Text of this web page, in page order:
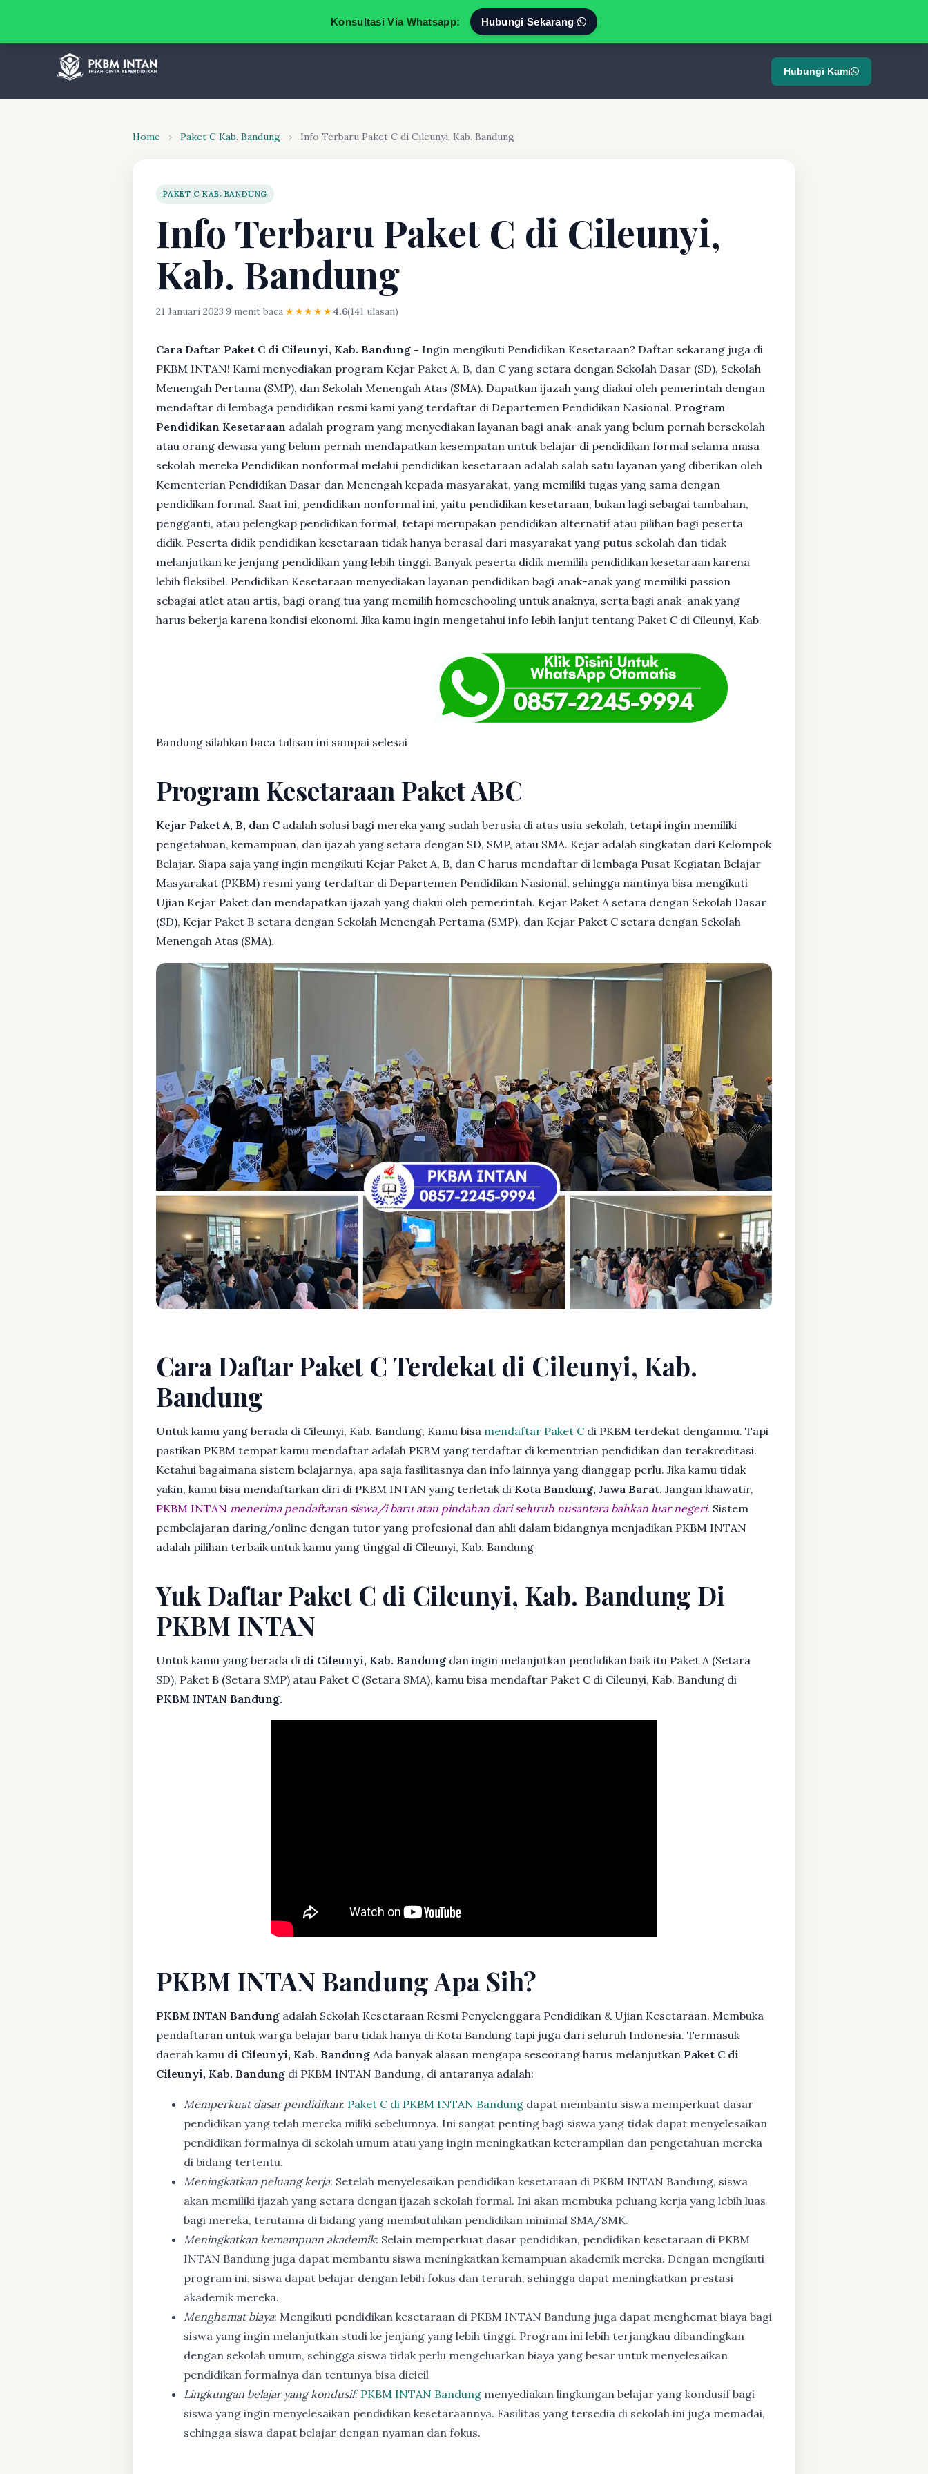
Konsultasi Via Whatsapp: Hubungi Sekarang
Hubungi Kami
Home › Paket C Kab. Bandung › Info Terbaru Paket C di Cileunyi, Kab. Bandung
PAKET C KAB. BANDUNG
Info Terbaru Paket C di Cileunyi,
Kab. Bandung
21 Januari 2023·9 menit baca·★★★★★4.6(141 ulasan)
Cara Daftar Paket C di Cileunyi, Kab. Bandung - Ingin mengikuti Pendidikan Kesetaraan? Daftar sekarang juga di
PKBM INTAN! Kami menyediakan program Kejar Paket A, B, dan C yang setara dengan Sekolah Dasar (SD), Sekolah
Menengah Pertama (SMP), dan Sekolah Menengah Atas (SMA). Dapatkan ijazah yang diakui oleh pemerintah dengan
mendaftar di lembaga pendidikan resmi kami yang terdaftar di Departemen Pendidikan Nasional. Program
Pendidikan Kesetaraan adalah program yang menyediakan layanan bagi anak-anak yang belum pernah bersekolah
atau orang dewasa yang belum pernah mendapatkan kesempatan untuk belajar di pendidikan formal selama masa
sekolah mereka Pendidikan nonformal melalui pendidikan kesetaraan adalah salah satu layanan yang diberikan oleh
Kementerian Pendidikan Dasar dan Menengah kepada masyarakat, yang memiliki tugas yang sama dengan
pendidikan formal. Saat ini, pendidikan nonformal ini, yaitu pendidikan kesetaraan, bukan lagi sebagai tambahan,
pengganti, atau pelengkap pendidikan formal, tetapi merupakan pendidikan alternatif atau pilihan bagi peserta
didik. Peserta didik pendidikan kesetaraan tidak hanya berasal dari masyarakat yang putus sekolah dan tidak
melanjutkan ke jenjang pendidikan yang lebih tinggi. Banyak peserta didik memilih pendidikan kesetaraan karena
lebih fleksibel. Pendidikan Kesetaraan menyediakan layanan pendidikan bagi anak-anak yang memiliki passion
sebagai atlet atau artis, bagi orang tua yang memilih homeschooling untuk anaknya, serta bagi anak-anak yang
harus bekerja karena kondisi ekonomi. Jika kamu ingin mengetahui info lebih lanjut tentang Paket C di Cileunyi, Kab.
Bandung silahkan baca tulisan ini sampai selesai
Program Kesetaraan Paket ABC
Kejar Paket A, B, dan C adalah solusi bagi mereka yang sudah berusia di atas usia sekolah, tetapi ingin memiliki
pengetahuan, kemampuan, dan ijazah yang setara dengan SD, SMP, atau SMA. Kejar adalah singkatan dari Kelompok
Belajar. Siapa saja yang ingin mengikuti Kejar Paket A, B, dan C harus mendaftar di lembaga Pusat Kegiatan Belajar
Masyarakat (PKBM) resmi yang terdaftar di Departemen Pendidikan Nasional, sehingga nantinya bisa mengikuti
Ujian Kejar Paket dan mendapatkan ijazah yang diakui oleh pemerintah. Kejar Paket A setara dengan Sekolah Dasar
(SD), Kejar Paket B setara dengan Sekolah Menengah Pertama (SMP), dan Kejar Paket C setara dengan Sekolah
Menengah Atas (SMA).
Cara Daftar Paket C Terdekat di Cileunyi, Kab.
Bandung
Untuk kamu yang berada di Cileunyi, Kab. Bandung, Kamu bisa mendaftar Paket C di PKBM terdekat denganmu. Tapi
pastikan PKBM tempat kamu mendaftar adalah PKBM yang terdaftar di kementrian pendidikan dan terakreditasi.
Ketahui bagaimana sistem belajarnya, apa saja fasilitasnya dan info lainnya yang dianggap perlu. Jika kamu tidak
yakin, kamu bisa mendaftarkan diri di PKBM INTAN yang terletak di Kota Bandung, Jawa Barat. Jangan khawatir,
PKBM INTAN menerima pendaftaran siswa/i baru atau pindahan dari seluruh nusantara bahkan luar negeri. Sistem
pembelajaran daring/online dengan tutor yang profesional dan ahli dalam bidangnya menjadikan PKBM INTAN
adalah pilihan terbaik untuk kamu yang tinggal di Cileunyi, Kab. Bandung
Yuk Daftar Paket C di Cileunyi, Kab. Bandung Di
PKBM INTAN
Untuk kamu yang berada di di Cileunyi, Kab. Bandung dan ingin melanjutkan pendidikan baik itu Paket A (Setara
SD), Paket B (Setara SMP) atau Paket C (Setara SMA), kamu bisa mendaftar Paket C di Cileunyi, Kab. Bandung di
PKBM INTAN Bandung.
PKBM INTAN Bandung Apa Sih?
PKBM INTAN Bandung adalah Sekolah Kesetaraan Resmi Penyelenggara Pendidikan & Ujian Kesetaraan. Membuka
pendaftaran untuk warga belajar baru tidak hanya di Kota Bandung tapi juga dari seluruh Indonesia. Termasuk
daerah kamu di Cileunyi, Kab. Bandung Ada banyak alasan mengapa seseorang harus melanjutkan Paket C di
Cileunyi, Kab. Bandung di PKBM INTAN Bandung, di antaranya adalah:
Memperkuat dasar pendidikan: Paket C di PKBM INTAN Bandung dapat membantu siswa memperkuat dasar
pendidikan yang telah mereka miliki sebelumnya. Ini sangat penting bagi siswa yang tidak dapat menyelesaikan
pendidikan formalnya di sekolah umum atau yang ingin meningkatkan keterampilan dan pengetahuan mereka
di bidang tertentu.
Meningkatkan peluang kerja: Setelah menyelesaikan pendidikan kesetaraan di PKBM INTAN Bandung, siswa
akan memiliki ijazah yang setara dengan ijazah sekolah formal. Ini akan membuka peluang kerja yang lebih luas
bagi mereka, terutama di bidang yang membutuhkan pendidikan minimal SMA/SMK.
Meningkatkan kemampuan akademik: Selain memperkuat dasar pendidikan, pendidikan kesetaraan di PKBM
INTAN Bandung juga dapat membantu siswa meningkatkan kemampuan akademik mereka. Dengan mengikuti
program ini, siswa dapat belajar dengan lebih fokus dan terarah, sehingga dapat meningkatkan prestasi
akademik mereka.
Menghemat biaya: Mengikuti pendidikan kesetaraan di PKBM INTAN Bandung juga dapat menghemat biaya bagi
siswa yang ingin melanjutkan studi ke jenjang yang lebih tinggi. Program ini lebih terjangkau dibandingkan
dengan sekolah umum, sehingga siswa tidak perlu mengeluarkan biaya yang besar untuk menyelesaikan
pendidikan formalnya dan tentunya bisa dicicil
Lingkungan belajar yang kondusif: PKBM INTAN Bandung menyediakan lingkungan belajar yang kondusif bagi
siswa yang ingin menyelesaikan pendidikan kesetaraannya. Fasilitas yang tersedia di sekolah ini juga memadai,
sehingga siswa dapat belajar dengan nyaman dan fokus.